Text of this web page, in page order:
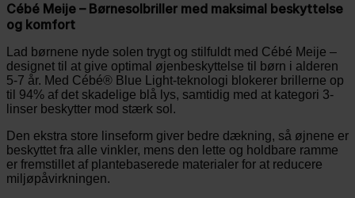
Cébé Meije – Børnesolbriller med maksimal beskyttelse
og komfort
Lad børnene nyde solen trygt og stilfuldt med Cébé Meije –
designet til at give optimal øjenbeskyttelse til børn i alderen
5-7 år. Med Cébé® Blue Light-teknologi blokerer brillerne op
til 94% af det skadelige blå lys, samtidig med at kategori 3-
linser beskytter mod stærk sol.
Den ekstra store linseform giver bedre dækning, så øjnene er
beskyttet fra alle vinkler, mens den lette og holdbare ramme
er fremstillet af plantebaserede materialer for at reducere
miljøpåvirkningen.